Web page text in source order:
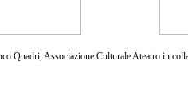
Quadri, Associazione Culturale Ateatro in